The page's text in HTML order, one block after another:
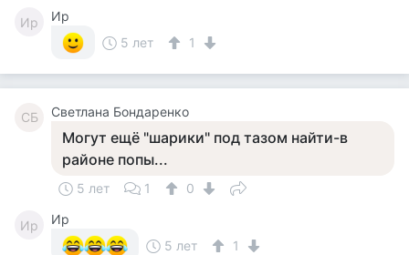
Ир
Ир
5 лет
1
СБ Светлана Бондаренко
Могут ещё "шарики" под тазом найти-в
районе попы...
5 лет 1 0
Ир
Ир
5 лет
1